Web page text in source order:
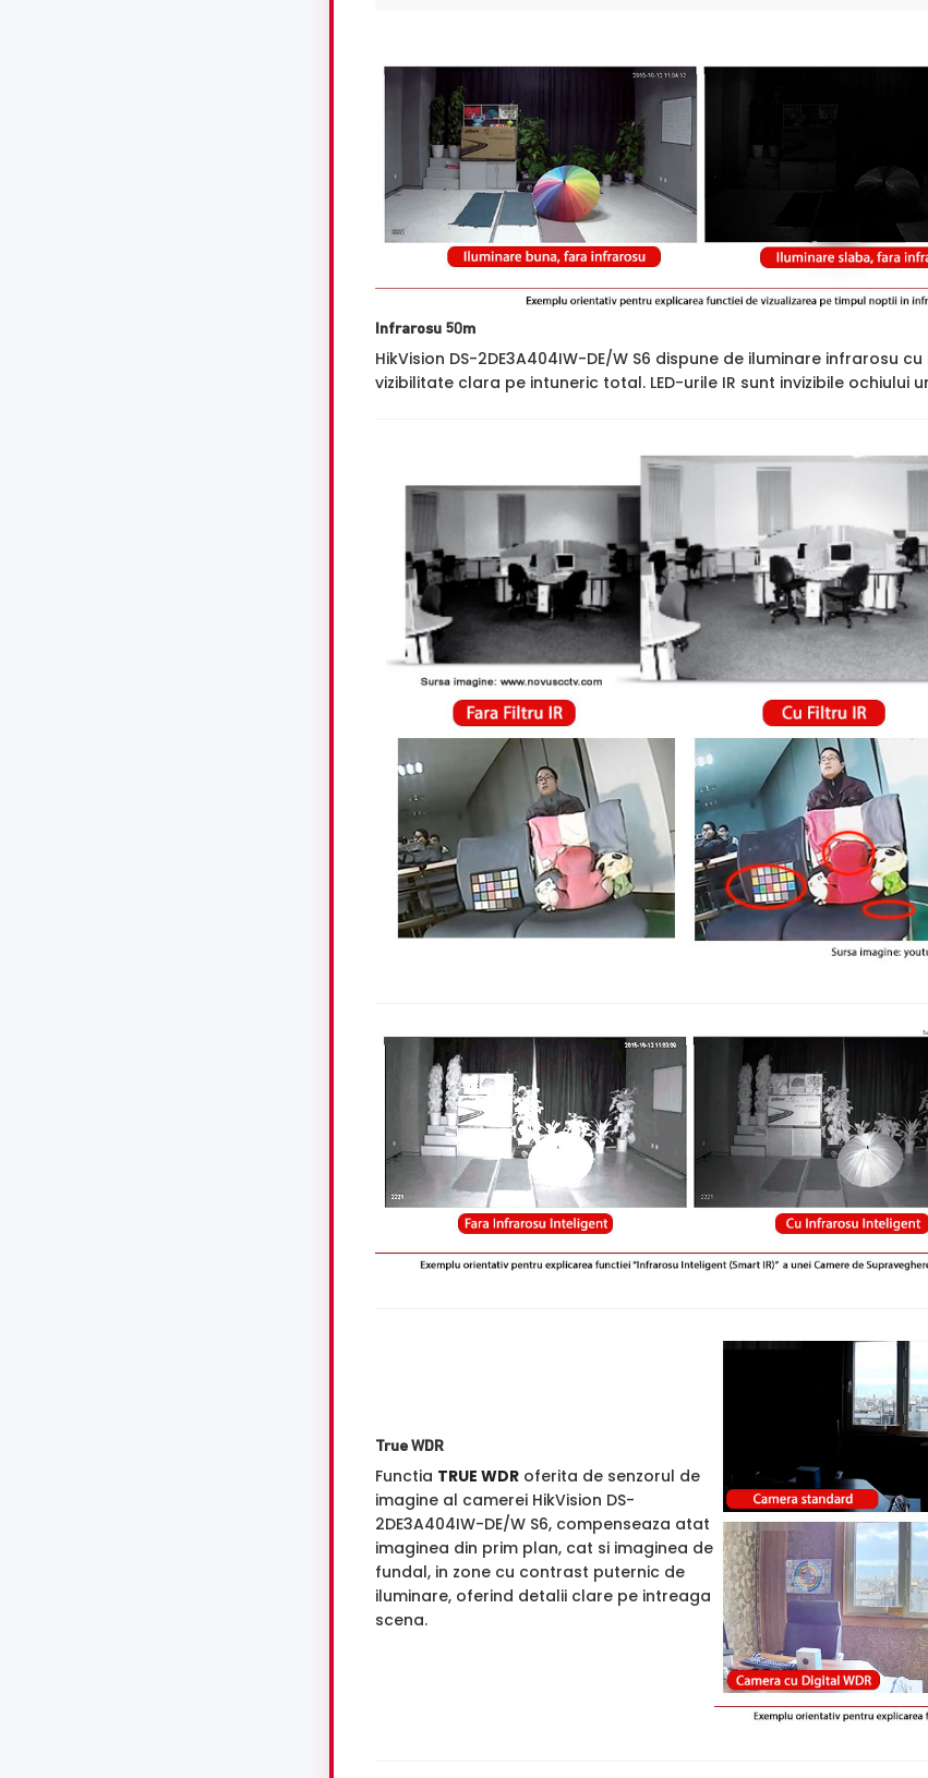
Infrarosu 50m
HikVision DS-2DE3A404IW-DE/W S6 dispune de iluminare infrarosu
vizibilitate clara pe intuneric total. LED-urile IR sunt invizibile ochiului
True WDR
Functia TRUE WDR oferita de senzorul de
imagine al camerei HikVision DS-
2DE3A404IW-DE/W S6, compenseaza atat
imaginea din prim plan, cat si imaginea de
fundal, in zone cu contrast puternic de
iluminare, oferind detalii clare pe intreaga
scena.